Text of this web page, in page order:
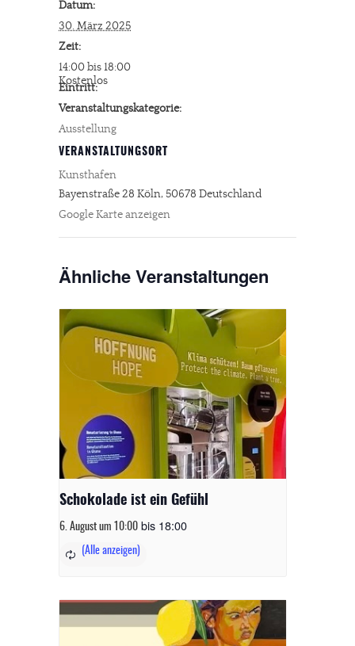
Datum:
30. März 2025
Zeit:
14:00 bis 18:00
Eintritt:
Kostenlos
Veranstaltungskategorie:
Ausstellung
VERANSTALTUNGSORT
Kunsthafen
Bayenstraße 28 Köln, 50678 Deutschland
Google Karte anzeigen
Ähnliche Veranstaltungen
Schokolade ist ein Gefühl
6. August um 10:00 bis 18:00